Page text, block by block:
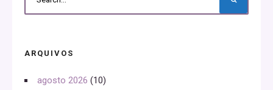
ARQUIVOS
agosto 2026 (10)